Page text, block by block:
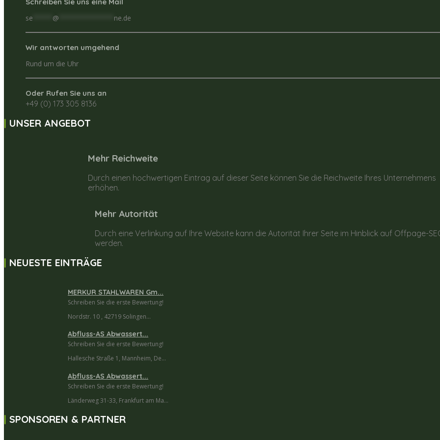
se
@ ne.de
Wir antworten umgehend
Rund um die Uhr
Oder Rufen Sie uns an
+49 (0) 173 305 8136
UNSER ANGEBOT
Mehr Reichweite
Durch einen hochwertigen Eintrag auf dieser Seite können Sie die Reichweite Ihres Unternehmens
erhöhen.
Mehr Autorität
Durch eine Verlinkung auf Ihre Website kann die Autorität Ihrer Seite im Hinblick auf Offpage-
werden.
NEUESTE EINTRÄGE
MERKUR STAHLWAREN Gm...
Schreiben Sie die erste Bewertung!
Nordstr. 10 , 42719 Solingen...
Abfluss-AS Abwassert...
Schreiben Sie die erste Bewertung!
Hallesche Straße 1, Mannheim, De...
Abfluss-AS Abwassert...
Schreiben Sie die erste Bewertung!
Länderweg 31-33, Frankfurt am Ma...
SPONSOREN & PARTNER